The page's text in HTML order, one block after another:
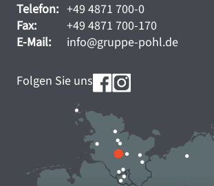
Telefon: +49 4871 700-0
Fax:
+49 4871 700-170
E-Mail:
info@gruppe-pohl.de
Folgen Sie uns